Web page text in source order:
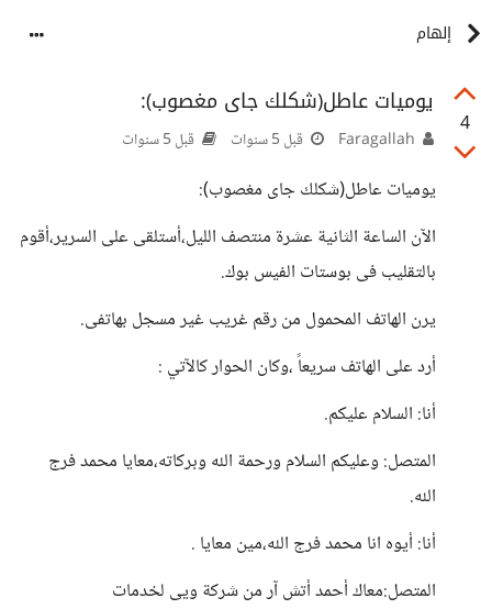
إلهام
4
يوميات عاطل(شكلك جاى مغصوب):
قبل 5 سنوات قبل 5 سنوات
يوميات عاطل(شكلك جاى مغصوب):
الآن الساعة الثانية عشرة منتصف الليل،أستلقى على السرير،أقوم
بالتقليب فى بوستات الفيس بوك.
يرن الهاتف المحمول من رقم غريب غير مسجل بهاتفى.
أرد على الهاتف سريعاً ،وكان الحوار كالآتي :
أنا: السلام عليكم.
المتصل: وعليكم السلام ورحمة الله وبركاته،معايا محمد فرج
الله.
أنا: أيوه انا محمد فرج الله،مين معايا .
المتصل:معاك أحمد أتش آر من شركة ويى لخدمات